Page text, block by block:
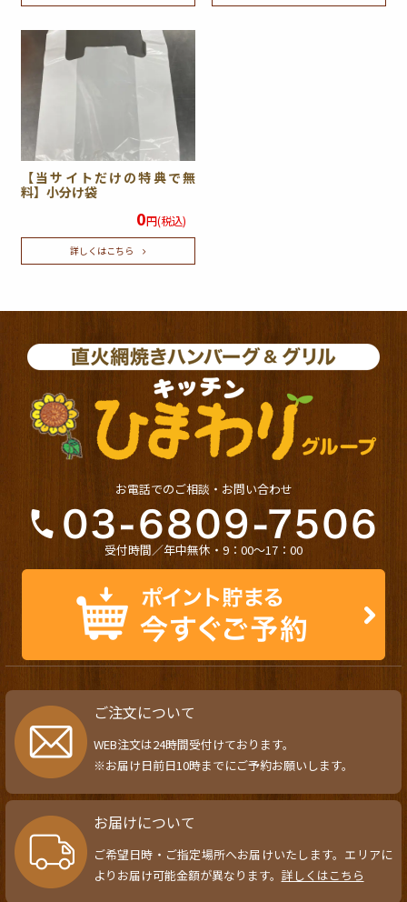
【当サイトだけの特典で無
料】小分け袋
0円(税込)
詳しくはこちら
お電話でのご相談・お問い合わせ
受付時間／年中無休・9：00〜17：00
ご注文について
WEB注文は24時間受付けております。
※お届け日前日10時までにご予約お願いします。
お届けについて
ご希望日時・ご指定場所へお届けいたします。エリアに
よりお届け可能金額が異なります。 詳しくはこちら